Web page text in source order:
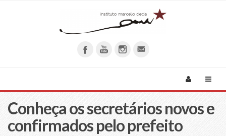
Conheça os secretários novos e
confirmados pelo prefeito